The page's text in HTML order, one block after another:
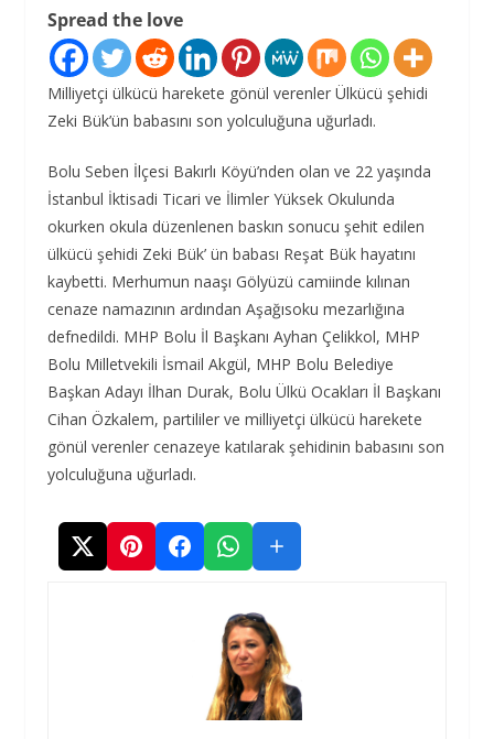
Spread the love
Milliyetçi ülkücü harekete gönül verenler Ülkücü şehidi
Zeki Bük’ün babasını son yolculuğuna uğurladı.
Bolu Seben İlçesi Bakırlı Köyü’nden olan ve 22 yaşında
İstanbul İktisadi Ticari ve İlimler Yüksek Okulunda
okurken okula düzenlenen baskın sonucu şehit edilen
ülkücü şehidi Zeki Bük’ ün babası Reşat Bük hayatını
kaybetti. Merhumun naaşı Gölyüzü camiinde kılınan
cenaze namazının ardından Aşağısoku mezarlığına
defnedildi. MHP Bolu İl Başkanı Ayhan Çelikkol, MHP
Bolu Milletvekili İsmail Akgül, MHP Bolu Belediye
Başkan Adayı İlhan Durak, Bolu Ülkü Ocakları İl Başkanı
Cihan Özkalem, partililer ve milliyetçi ülkücü harekete
gönül verenler cenazeye katılarak şehidinin babasını son
yolculuğuna uğurladı.